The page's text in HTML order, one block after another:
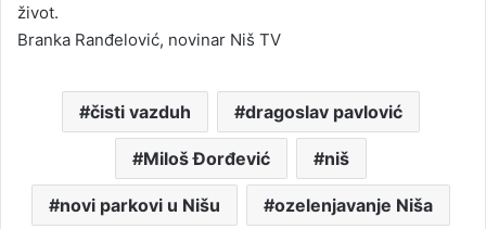
život.
Branka Ranđelović, novinar Niš TV
čisti vazduh dragoslav pavlović
Miloš Đorđević niš
novi parkovi u Nišu ozelenjavanje Niša